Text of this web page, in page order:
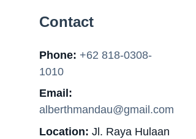
Contact
Phone: +62 818-0308-
1010
Email:
alberthmandau@gmail.com
Location: Jl. Raya Hulaan